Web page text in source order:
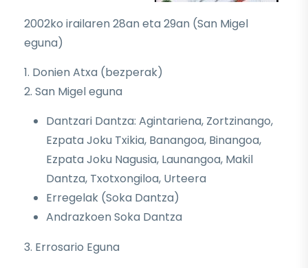
2002ko irailaren 28an eta 29an (San Migel
eguna)
1. Donien Atxa (bezperak)
2. San Migel eguna
Dantzari Dantza: Agintariena, Zortzinango,
Ezpata Joku Txikia, Banangoa, Binangoa,
Ezpata Joku Nagusia, Launangoa, Makil
Dantza, Txotxongiloa, Urteera
Erregelak (Soka Dantza)
Andrazkoen Soka Dantza
3. Errosario Eguna